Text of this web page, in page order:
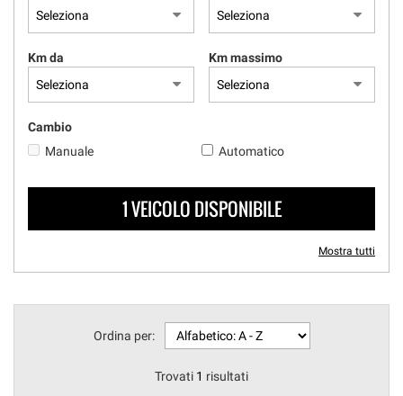
Km da Km massimo
Cambio
Manuale
Automatico
1 VEICOLO DISPONIBILE
Mostra tutti
Ordina per:
Trovati 1 risultati
questi
tracciamento
rimanda
cookie
policy.
rivedere